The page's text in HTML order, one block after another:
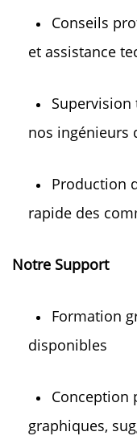
Conseils
et assistance
nos ingénieurs
Production
rapide des
Notre Support
Formation
disponibles
Conception